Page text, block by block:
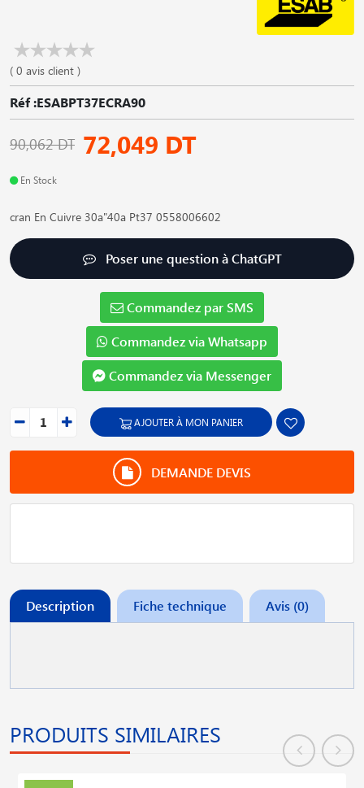
( 0 avis client )
Réf :ESABPT37ECRA90
90,062 DT 72,049 DT
En Stock
cran En Cuivre 30a"40a Pt37 0558006602
Poser une question à ChatGPT
Commandez par SMS
Commandez via Whatsapp
Commandez via Messenger
AJOUTER À MON PANIER
DEMANDE DEVIS
Description Fiche technique Avis (0)
PRODUITS SIMILAIRES